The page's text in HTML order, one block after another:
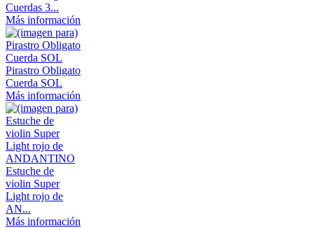
Cuerdas 3...
Más información
Pirastro Obligato
Cuerda SOL
Más información
Estuche de
violin Super
Light rojo de
AN...
Más información